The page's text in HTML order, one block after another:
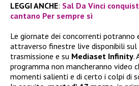
LEGGI ANCHE: Sal Da Vinci
cantano Per sempre sì
Le giornate dei concorrenti potranno
attraverso finestre live disponibili
trasmissione e su Mediaset Infinity.
programma non mancheranno video
momenti salienti e di certo i colpi di